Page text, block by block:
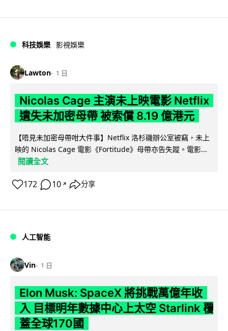
科技娛樂 影視娛樂
Lawton 1 日
Nicolas Cage 主演未上映電影 Netflix
遺失未加密母帶 被索償 8.19 億港元
【唔見未加密母帶咁大件事】Netflix 洛杉磯辦公室被竊，未上
映的 Nicolas Cage 電影《Fortitude》母帶亦告失蹤。電影...
閱讀全文
172 10 ↗ 分享
人工智能
Vin 1 日
Elon Musk: SpaceX 將挑戰萬億年收
入 目標明年數據中心上太空 Starlink 覆
蓋全球170國